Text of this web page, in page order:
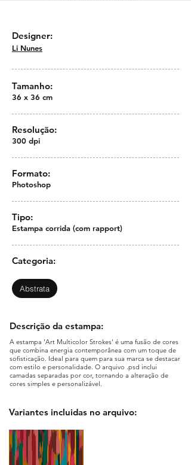
Designer:
Li Nunes
Tamanho:
36 x 36 cm
Resolução:
300 dpi
Formato:
Photoshop
Tipo:
Estampa corrida (com rapport)
Categoria:
Abstrata
Descrição da estampa:
A estampa 'Art Multicolor Strokes' é uma fusão de cores
que combina energia contemporânea com um toque de
sofisticação. Ideal para quem para sua marca se destacar
com estilo e personalidade. O arquivo .psd inclui
camadas separadas por cor, tornando a alteração de
cores simples e personalizável.
Variantes incluidas no arquivo: